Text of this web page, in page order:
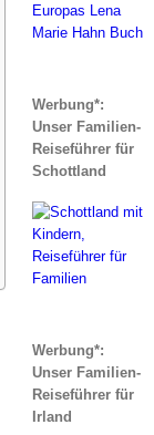
Werbung*:
Unser Familien-
Reiseführer für
Schottland
Werbung*:
Unser Familien-
Reiseführer für
Irland